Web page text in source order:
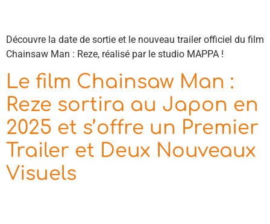
Découvre la date de sortie et le nouveau trailer officiel du film
Chainsaw Man : Reze, réalisé par le studio MAPPA !
Le film Chainsaw Man :
Reze sortira au Japon en
2025 et s’offre un Premier
Trailer et Deux Nouveaux
Visuels